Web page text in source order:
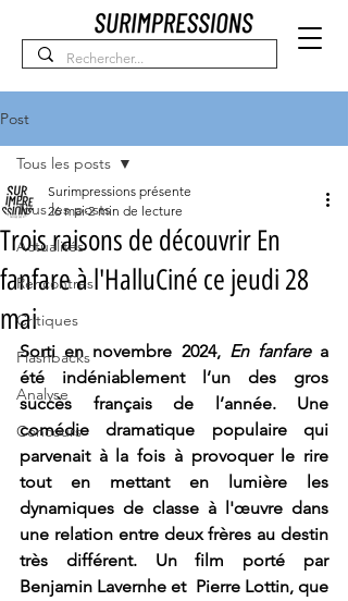
Post
Tous les posts
Actualités
Rencontres
Critiques
Flashbacks
Analyse
Concours
Tous les posts
Trois raisons de découvrir En
fanfare à l'HalluCiné ce jeudi 28
mai
Surimpressions présente
26 mai 2 min de lecture
Sorti en novembre 2024, En fanfare a
été indéniablement l’un des gros
succès français de l’année. Une
comédie dramatique populaire qui
parvenait à la fois à provoquer le rire
tout en mettant en lumière les
dynamiques de classe à l'œuvre dans
une relation entre deux frères au destin
très différent. Un film porté par
Benjamin Lavernhe et  Pierre Lottin, que